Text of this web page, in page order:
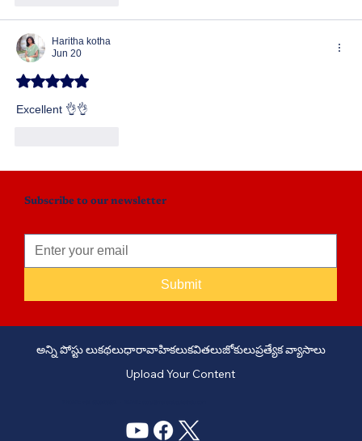
Haritha kotha
Jun 20
Rated 5 out of 5 stars.
Excellent 👌👌
Subscribe to our newsletter
Submit
అన్ని పోస్టు లుకథలుధారావాహికలుకవితలుజోకులుప్రత్యేక వ్యాసాలు
Upload Your Content